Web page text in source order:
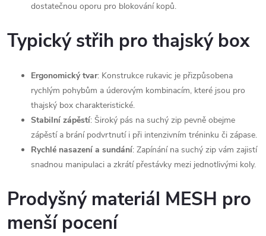
dostatečnou oporu pro blokování kopů.
Typický střih pro thajský box
Ergonomický tvar: Konstrukce rukavic je přizpůsobena
rychlým pohybům a úderovým kombinacím, které jsou pro
thajský box charakteristické.
Stabilní zápěstí: Široký pás na suchý zip pevně obejme
zápěstí a brání podvrtnutí i při intenzivním tréninku či zápase.
Rychlé nasazení a sundání: Zapínání na suchý zip vám zajistí
snadnou manipulaci a zkrátí přestávky mezi jednotlivými koly.
Prodyšný materiál MESH pro
menší pocení